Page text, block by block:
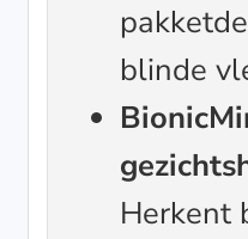
blinde
Herkent